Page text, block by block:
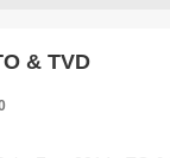
& TVD